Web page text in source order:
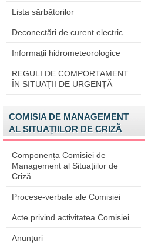
Lista sărbătorilor
Deconectări de curent electric
Informații hidrometeorologice
REGULI DE COMPORTAMENT
ÎN SITUAŢII DE URGENŢĂ
COMISIA DE MANAGEMENT
AL SITUAȚIILOR DE CRIZĂ
Componența Comisiei de
Management al Situațiilor de
Criză
Procese-verbale ale Comisiei
Acte privind activitatea Comisiei
Anunțuri